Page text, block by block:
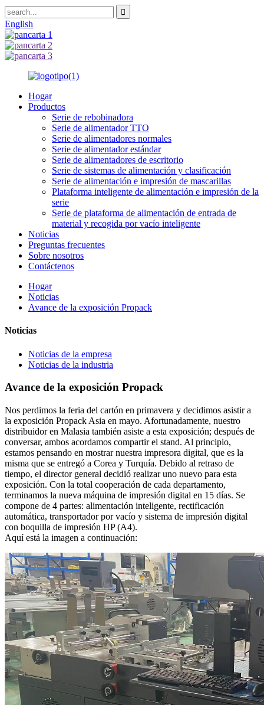
English
Hogar
Productos
Serie de rebobinadora
Serie de alimentador TTO
Serie de alimentadores normales
Serie de alimentador estándar
Serie de alimentadores de escritorio
Serie de sistemas de alimentación y clasificación
Serie de alimentación e impresión de mascarillas
Plataforma inteligente de alimentación e impresión de la
serie
Serie de plataforma de alimentación de entrada de
material y recogida por vacío inteligente
Noticias
Preguntas frecuentes
Sobre nosotros
Contáctenos
Hogar
Noticias
Avance de la exposición Propack
Noticias
Noticias de la empresa
Noticias de la industria
Avance de la exposición Propack
Nos perdimos la feria del cartón en primavera y decidimos asistir a
la exposición Propack Asia en mayo. Afortunadamente, nuestro
distribuidor en Malasia también asiste a esta exposición; después de
conversar, ambos acordamos compartir el stand. Al principio,
estamos pensando en mostrar nuestra impresora digital, que es la
misma que se entregó a Corea y Turquía. Debido al retraso de
tiempo, el director general decidió realizar uno nuevo para esta
exposición. Con la total cooperación de cada departamento,
terminamos la nueva máquina de impresión digital en 15 días. Se
compone de 4 partes: alimentación inteligente, rectificación
automática, transportador por vacío y sistema de impresión digital
con boquilla de impresión HP (A4).
Aquí está la imagen a continuación: